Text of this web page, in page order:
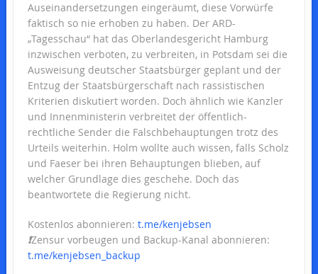
Auseinandersetzungen eingeräumt, diese Vorwürfe
faktisch so nie erhoben zu haben. Der ARD-
„Tagesschau“ hat das Oberlandesgericht Hamburg
inzwischen verboten, zu verbreiten, in Potsdam sei die
Ausweisung deutscher Staatsbürger geplant und der
Entzug der Staatsbürgerschaft nach rassistischen
Kriterien diskutiert worden. Doch ähnlich wie Kanzler
und Innenministerin verbreitet der öffentlich-
rechtliche Sender die Falschbehauptungen trotz des
Urteils weiterhin. Holm wollte auch wissen, falls Scholz
und Faeser bei ihren Behauptungen blieben, auf
welcher Grundlage dies geschehe. Doch das
beantwortete die Regierung nicht.
Kostenlos abonnieren: t.me/kenjebsen
❗️Zensur vorbeugen und Backup-Kanal abonnieren:
t.me/kenjebsen_backup